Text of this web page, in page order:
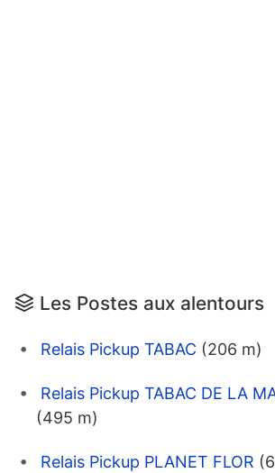
Les Postes aux alentours
Relais Pickup TABAC (206 m)
Relais Pickup TABAC DE LA
(495 m)
Relais Pickup PLANET FLOR